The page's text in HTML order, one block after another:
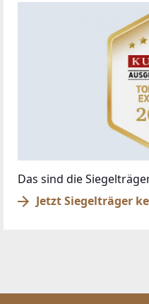
Das sind die
Jetzt Siegelträger